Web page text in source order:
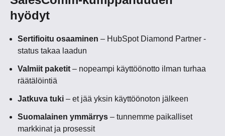
hyödyt
Sertifioitu osaaminen – HubSpot Diamond Partner -
status takaa laadun
Valmiit paketit – nopeampi käyttöönotto ilman turhaa
räätälöintiä
Jatkuva tuki – et jää yksin käyttöönoton jälkeen
Suomalainen ymmärrys – tunnemme paikalliset
markkinat ja prosessit